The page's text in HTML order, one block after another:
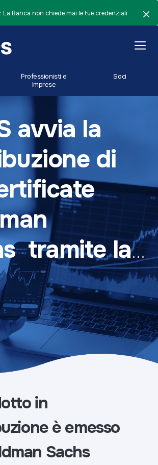
Banca non chiede mai le tue credenziali.
Professionisti e
Imprese
Soci
avvia la
di
tramite la
in
è emesso
Sachs